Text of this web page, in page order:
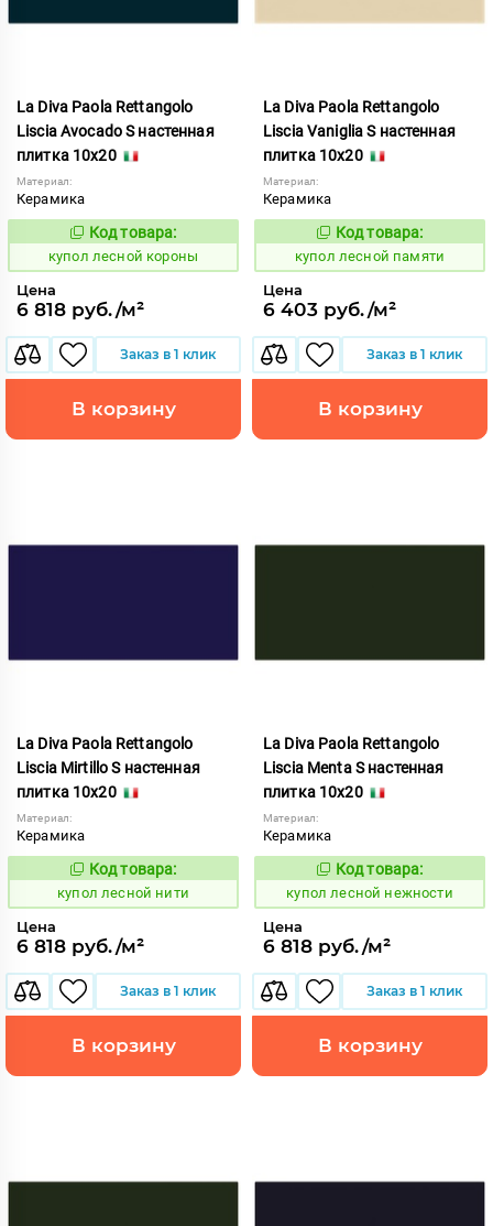
La Diva Paola Rettangolo
Liscia Avocado S настенная
плитка 10x20
Материал:
Керамика
849538
Код товара:
купол лесной короны
Цена
6 818 руб./м²
Заказ в 1 клик
В корзину
La Diva Paola Rettangolo
Liscia Vaniglia S настенная
плитка 10x20
Материал:
Керамика
849568
Код товара:
купол лесной памяти
Цена
6 403 руб./м²
Заказ в 1 клик
В корзину
La Diva Paola Rettangolo
Liscia Mirtillo S настенная
плитка 10x20
Материал:
Керамика
849560
Код товара:
купол лесной нити
Цена
6 818 руб./м²
Заказ в 1 клик
В корзину
La Diva Paola Rettangolo
Liscia Menta S настенная
плитка 10x20
Материал:
Керамика
849558
Код товара:
купол лесной нежности
Цена
6 818 руб./м²
Заказ в 1 клик
В корзину